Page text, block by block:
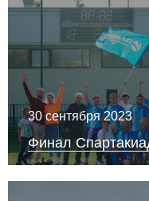
30 сентября 2023
Финал